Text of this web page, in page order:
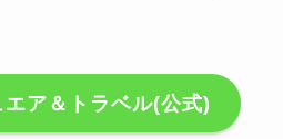
ア＆トラベル(公式)